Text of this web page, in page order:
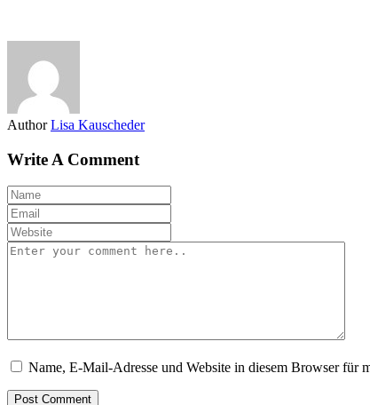
Author Lisa Kauscheder
Write A Comment
Name, E-Mail-Adresse und Website in diesem Browser für